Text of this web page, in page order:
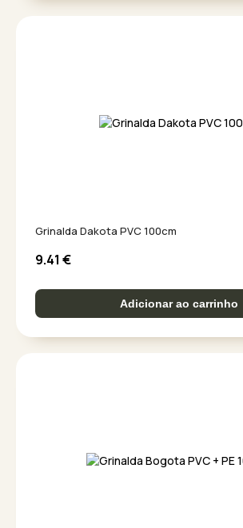
Grinalda Dakota PVC 100cm
9.41 €
Adicionar ao carrinho